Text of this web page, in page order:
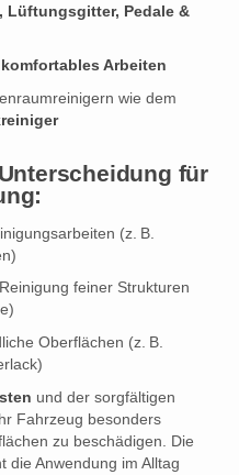
Lüftungsgitter, Pedale &
komfortables Arbeiten
wie dem
für
(z. B.
feiner Strukturen
Oberflächen (z. B.
und der sorgfältigen
Fahrzeug besonders
zu beschädigen. Die
die Anwendung im Alltag